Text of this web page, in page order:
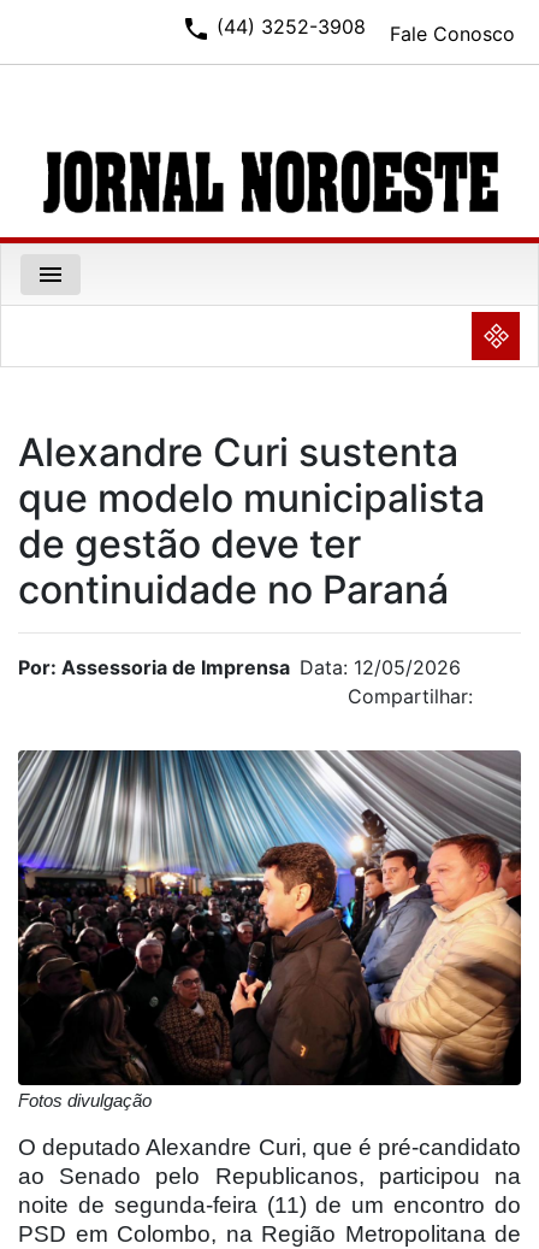
Fale Conosco
phone (44) 3252-3908
menu
NULL
Alexandre Curi sustenta
que modelo municipalista
de gestão deve ter
continuidade no Paraná
Por: Assessoria de Imprensa Data: 12/05/2026
Compartilhar:
Fotos divulgação
O deputado Alexandre Curi, que é pré-candidato
ao Senado pelo Republicanos, participou na
noite de segunda-feira (11) de um encontro do
PSD em Colombo, na Região Metropolitana de